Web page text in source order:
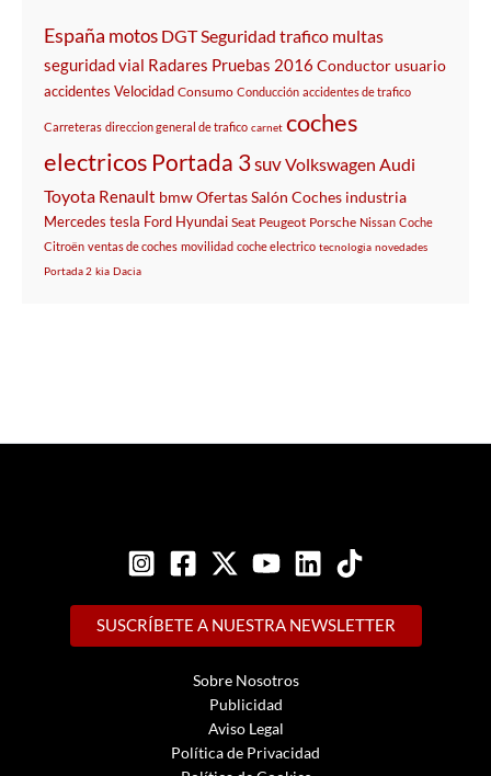
España motos DGTSeguridad trafico multas
seguridad vial Radares Pruebas 2016 Conductorusuario
accidentes Velocidad Consumo Conducción accidentes de trafico
Carreteras direccion general de trafico carnet coches
electricos Portada 3suvVolkswagen Audi
Toyota Renault bmwOfertasSalón Coches industria
Mercedes tesla Ford Hyundai Seat Peugeot Porsche Nissan Coche
Citroën ventas de coches movilidad coche electrico tecnologia novedades
Portada 2 kia Dacia
SUSCRÍBETE A NUESTRA NEWSLETTER
Sobre Nosotros
Publicidad
Aviso Legal
Política de Privacidad